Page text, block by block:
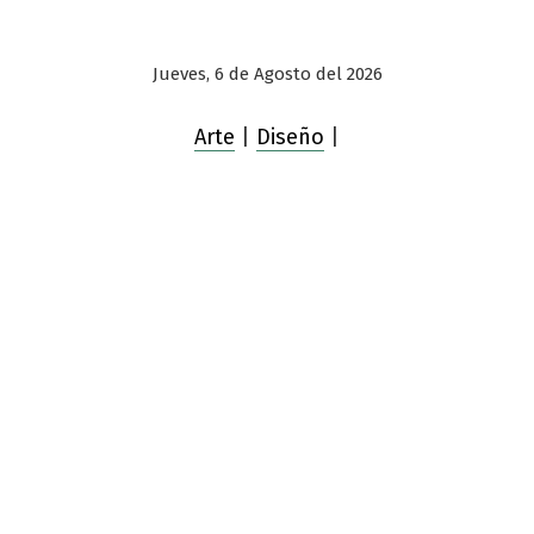
Jueves, 6 de Agosto del 2026
Arte Diseño